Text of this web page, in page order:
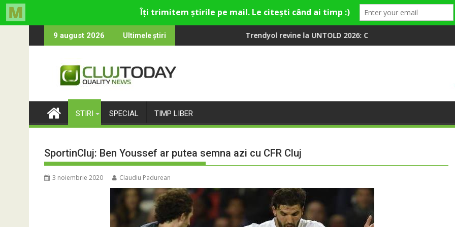
to
9 august 2026 Ultimele știri
rămân: Almost Still Trendyol revine la UNTOLD 2026: Colecții capsulă lansate cu Gina, Smiley și
Peste 100 000 de
STIRI SPECIAL TIMP LIBER
SportinCluj: Ben Youssef ar putea semna azi cu CFR Cluj
3 noiembrie 2020 Claudiu Padurean